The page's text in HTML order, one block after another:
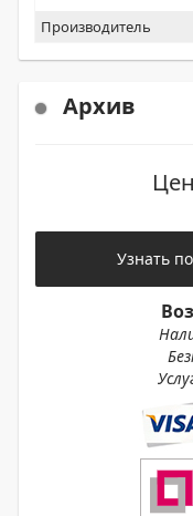
Производитель
Архив
Узнать